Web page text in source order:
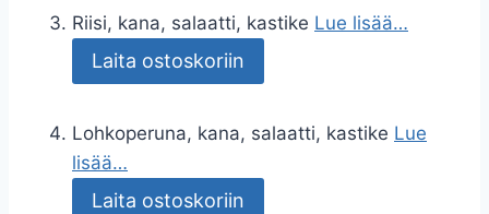
Riisi, kana, salaatti, kastike Lue lisää…
Laita ostoskoriin
Lohkoperuna, kana, salaatti, kastike Lue
lisää…
Laita ostoskoriin